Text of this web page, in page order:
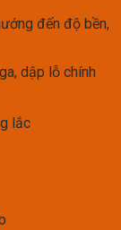
đến độ bền,
dập lỗ chính
lắc